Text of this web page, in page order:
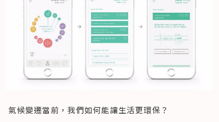
氣候變遷當前，我們如何能讓生活更環保？